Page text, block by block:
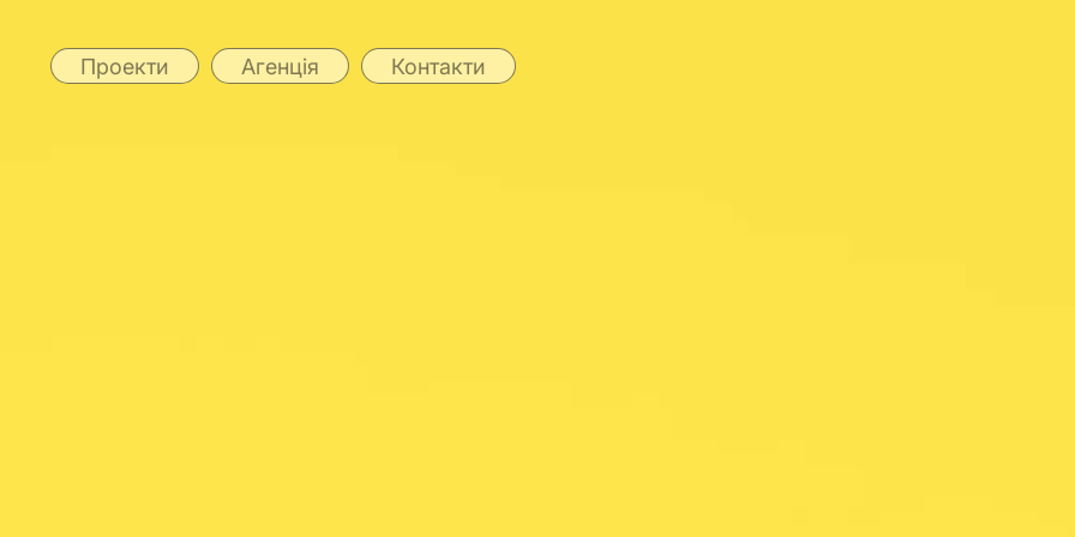
Проекти Агенція Контакти